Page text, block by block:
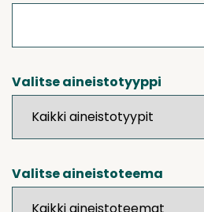
Valitse aineistotyyppi
Valitse aineistoteema